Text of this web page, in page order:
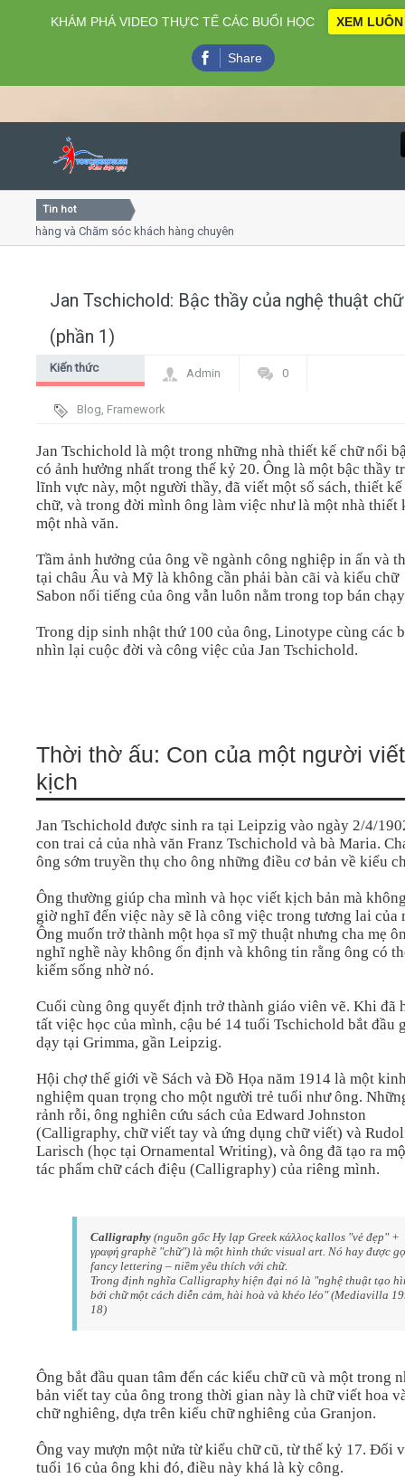
Close
Home
Giới thiệu
Video
Kiến thức
Tìm kiếm
Tin hot
và Chăm sóc khách hàng chuyên nghiệp
Jan Tschichold: Bậc thầy của nghệ thuật chữ
(phần 1)
Kiến thức
Admin 0
Blog, Framework
Jan Tschichold là một trong những nhà thiết kế chữ nổi
có ảnh hưởng nhất trong thế kỷ 20. Ông là một bậc thầy
lĩnh vực này, một người thầy, đã viết một số sách, thiết
chữ, và trong đời mình ông làm việc như là một nhà thiết
một nhà văn.
Tầm ảnh hưởng của ông về ngành công nghiệp in ấn và
tại châu Âu và Mỹ là không cần phải bàn cãi và kiểu chữ
Sabon nổi tiếng của ông vẫn luôn nằm trong top bán
Trong dịp sinh nhật thứ 100 của ông, Linotype cùng các
nhìn lại cuộc đời và công việc của Jan Tschichold.
Thời thờ ấu: Con của một người viết
kịch
Jan Tschichold được sinh ra tại Leipzig vào ngày 2/4/
con trai cả của nhà văn Franz Tschichold và bà Maria.
ông sớm truyền thụ cho ông những điều cơ bản về kiểu
Ông thường giúp cha mình và học viết kịch bản mà
giờ nghĩ đến việc này sẽ là công việc trong tương lai của
Ông muốn trở thành một họa sĩ mỹ thuật nhưng cha mẹ
nghĩ nghề này không ổn định và không tin rằng ông có
kiếm sống nhờ nó.
Cuối cùng ông quyết định trở thành giáo viên vẽ. Khi đã
tất việc học của mình, cậu bé 14 tuổi Tschichold bắt đầu
dạy tại Grimma, gần Leipzig.
Hội chợ thế giới về Sách và Đồ Họa năm 1914 là một
nghiệm quan trọng cho một người trẻ tuổi như ông.
rảnh rỗi, ông nghiên cứu sách của Edward Johnston
(Calligraphy, chữ viết tay và ứng dụng chữ viết) và
Larisch (học tại Ornamental Writing), và ông đã tạo ra
tác phẩm chữ cách điệu (Calligraphy) của riêng mình.
Calligraphy (nguồn gốc Hy lạp Greek κάλλος kallos "vẻ đẹp" +
γραφή graphẽ "chữ") là một hình thức visual art. Nó hay được
fancy lettering – niềm yêu thích với chữ.
Trong định nghĩa Calligraphy hiện đại nó là "nghệ thuật tạo
bởi chữ một cách diễn cảm, hài hoà và khéo léo" (Mediavilla
18)
Ông bắt đầu quan tâm đến các kiểu chữ cũ và một trong
bản viết tay của ông trong thời gian này là chữ viết hoa
chữ nghiêng, dựa trên kiểu chữ nghiêng của Granjon.
Ông vay mượn một nửa từ kiểu chữ cũ, từ thế kỷ 17. Đối
tuổi 16 của ông khi đó, điều này khá là kỳ công.
KHÁM PHÁ VIDEO THỰC TẾ CÁC BUỔI HỌC XEM LUÔN
Share